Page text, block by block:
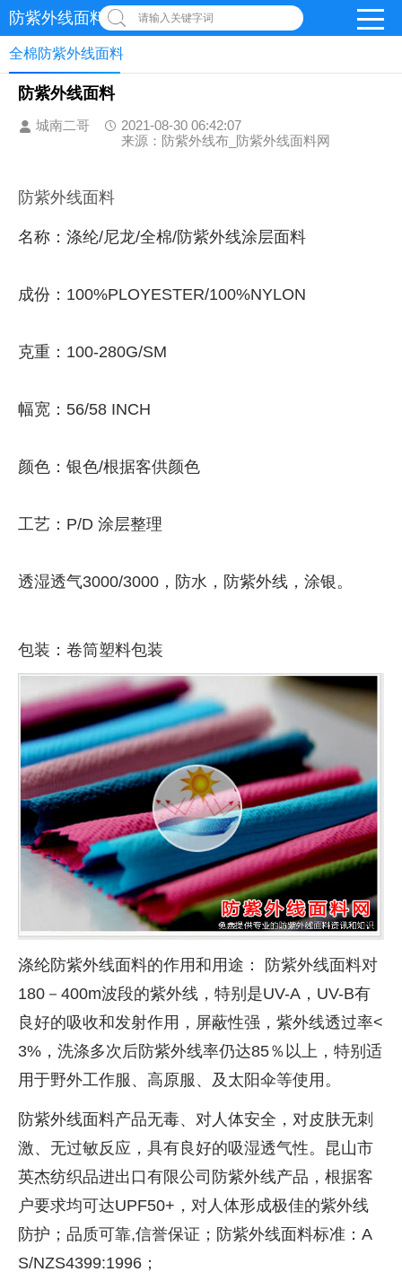
防紫外线面料网 请输入关键字词
全棉防紫外线面料
防紫外线面料
城南二哥
2021-08-30 06:42:07
来源：防紫外线布_防紫外线面料网
防紫外线面料
名称：涤纶/尼龙/全棉/防紫外线涂层面料
成份：100%PLOYESTER/100%NYLON
克重：100-280G/SM
幅宽：56/58 INCH
颜色：银色/根据客供颜色
工艺：P/D 涂层整理
透湿透气3000/3000，防水，防紫外线，涂银。
包装：卷筒塑料包装
涤纶防紫外线面料的作用和用途： 防紫外线面料对
180－400m波段的紫外线，特别是UV-A，UV-B有
良好的吸收和发射作用，屏蔽性强，紫外线透过率<
3%，洗涤多次后防紫外线率仍达85％以上，特别适
用于野外工作服、高原服、及太阳伞等使用。
防紫外线面料产品无毒、对人体安全，对皮肤无刺
激、无过敏反应，具有良好的吸湿透气性。昆山市
英杰纺织品进出口有限公司防紫外线产品，根据客
户要求均可达UPF50+，对人体形成极佳的紫外线
防护；品质可靠,信誉保证；防紫外线面料标准：A
S/NZS4399:1996；